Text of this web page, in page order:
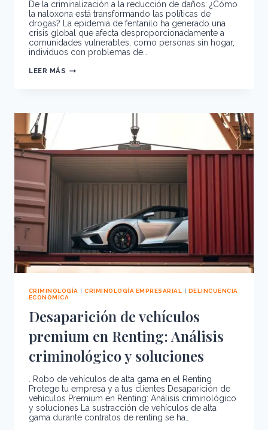
De la criminalización a la reducción de daños: ¿Cómo
la naloxona está transformando las políticas de
drogas? La epidemia de fentanilo ha generado una
crisis global que afecta desproporcionadamente a
comunidades vulnerables, como personas sin hogar,
individuos con problemas de…
LEER MÁS EL
ENFOQUE
CRIMINOLÓGICO
DROGAS
CRIMINOLOGÍA |CRIMINOLOGÍA EMPRESARIAL | DELINCUENCIA
ECONÓMICA
Desaparición de vehículos
premium en Renting: Análisis
criminológico y soluciones
. Robo de vehículos de alta gama en el Renting
Protege tu empresa y a tus clientes Desaparición de
vehículos Premium en Renting: Análisis criminológico
y soluciones La sustracción de vehículos de alta
gama durante contratos de renting se ha…